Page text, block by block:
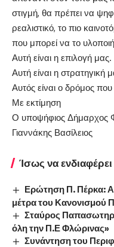
στιγμή, θα πρέπει να
ρεαλιστικό, το πιο
που μπορεί να το
Αυτή είναι η επιλογή μας.
Αυτή είναι η στρατηγική
Αυτός είναι ο δρόμος
Με εκτίμηση
Ο υποψήφιος Δήμαρχος
Γιαννάκης Βασίλειος
Ίσως να
Ερώτηση Π. Πέρκα:
μέτρα του Κανονισμού
Σταύρος
όλη την Π.Ε Φλώρινας»
Συνάντηση του